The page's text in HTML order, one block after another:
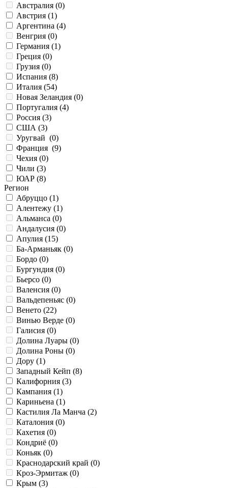
Австралия (0)
Австрия (1)
Аргентина (4)
Венгрия (0)
Германия (1)
Греция (0)
Грузия (0)
Испания (8)
Италия (54)
Новая Зеландия (0)
Португалия (4)
Россия (3)
США (3)
Уругвай (0)
Франция (9)
Чехия (0)
Чили (3)
ЮАР (8)
Регион
Абруццо (1)
Алентежу (1)
Альманса (0)
Андалусия (0)
Апулия (15)
Ба-Арманьяк (0)
Бордо (0)
Бургундия (0)
Бьерсо (0)
Валенсия (0)
Вальдепеньяс (0)
Венето (22)
Винью Верде (0)
Галисия (0)
Долина Луары (0)
Долина Роны (0)
Дору (1)
Западный Кейп (8)
Калифорния (3)
Кампания (1)
Кариньена (1)
Кастилия Ла Манча (2)
Каталония (0)
Кахетия (0)
Кондриё (0)
Коньяк (0)
Краснодарский край (0)
Кроз-Эрмитаж (0)
Крым (3)